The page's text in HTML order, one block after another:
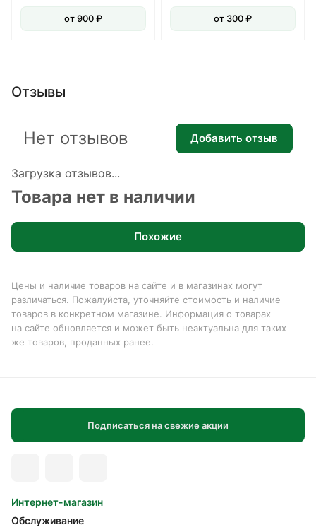
от 900 ₽ от 300 ₽
Отзывы
Загрузка отзывов...
Нет отзывов Добавить отзыв
Товара нет в наличии
Похожие
Цены и наличие товаров на сайте и в магазинах могут
различаться. Пожалуйста, уточняйте стоимость и наличие
товаров в конкретном магазине. Информация о товарах
на сайте обновляется и может быть неактуальна для таких
же товаров, проданных ранее.
Подписаться на свежие акции
Интернет-магазин
Обслуживание